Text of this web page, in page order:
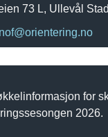
73 L, Ullevål
nof@orientering.no
for
2026.